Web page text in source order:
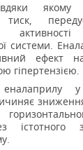
якому
тиск,
активності
системи.
ефект
гіпертензією.
еналаприлу
істотного